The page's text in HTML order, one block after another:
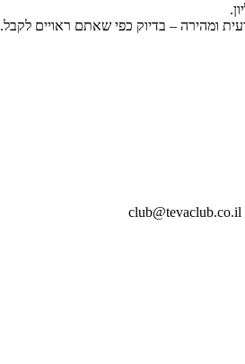
ומהירה – בדיוק כפי שאתם ראויים לקבל.